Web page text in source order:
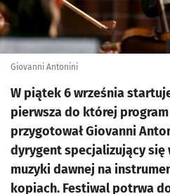
Giovanni Antonini
W piątek 6 września
pierwsza do której
przygotował Giovanni
dyrygent specjalizujący się
muzyki dawnej na
kopiach. Festiwal potrwa